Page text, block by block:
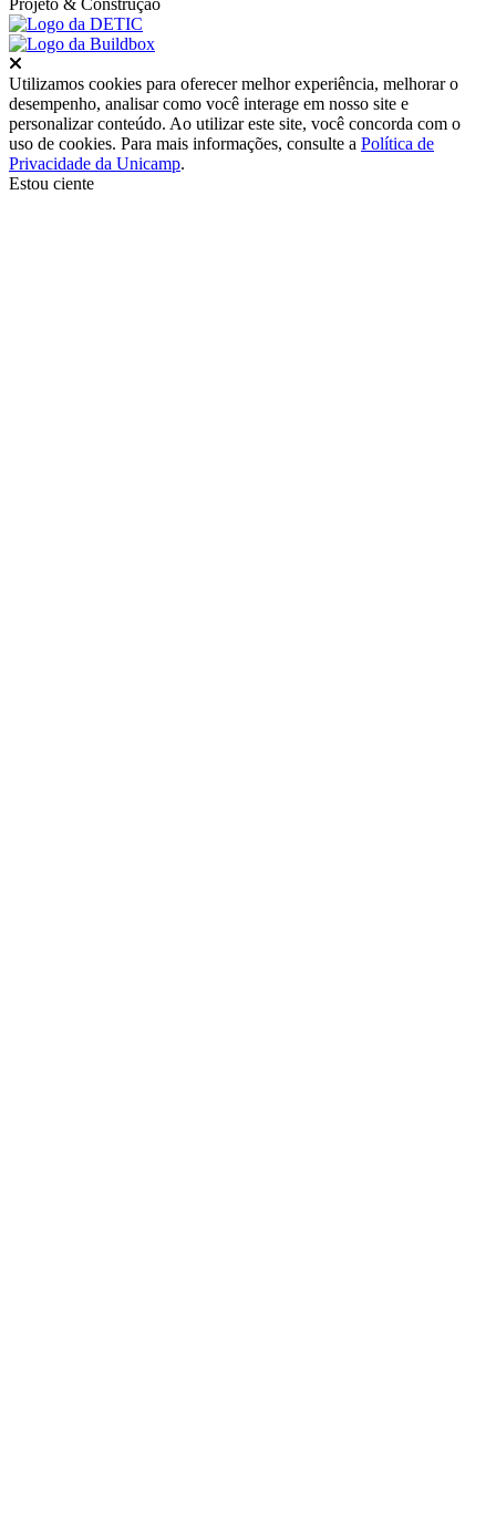
Projeto & Construção
Utilizamos cookies para oferecer melhor experiência, melhorar o
desempenho, analisar como você interage em nosso site e
personalizar conteúdo. Ao utilizar este site, você concorda com o
uso de cookies. Para mais informações, consulte a Política de
Privacidade da Unicamp.
Estou ciente